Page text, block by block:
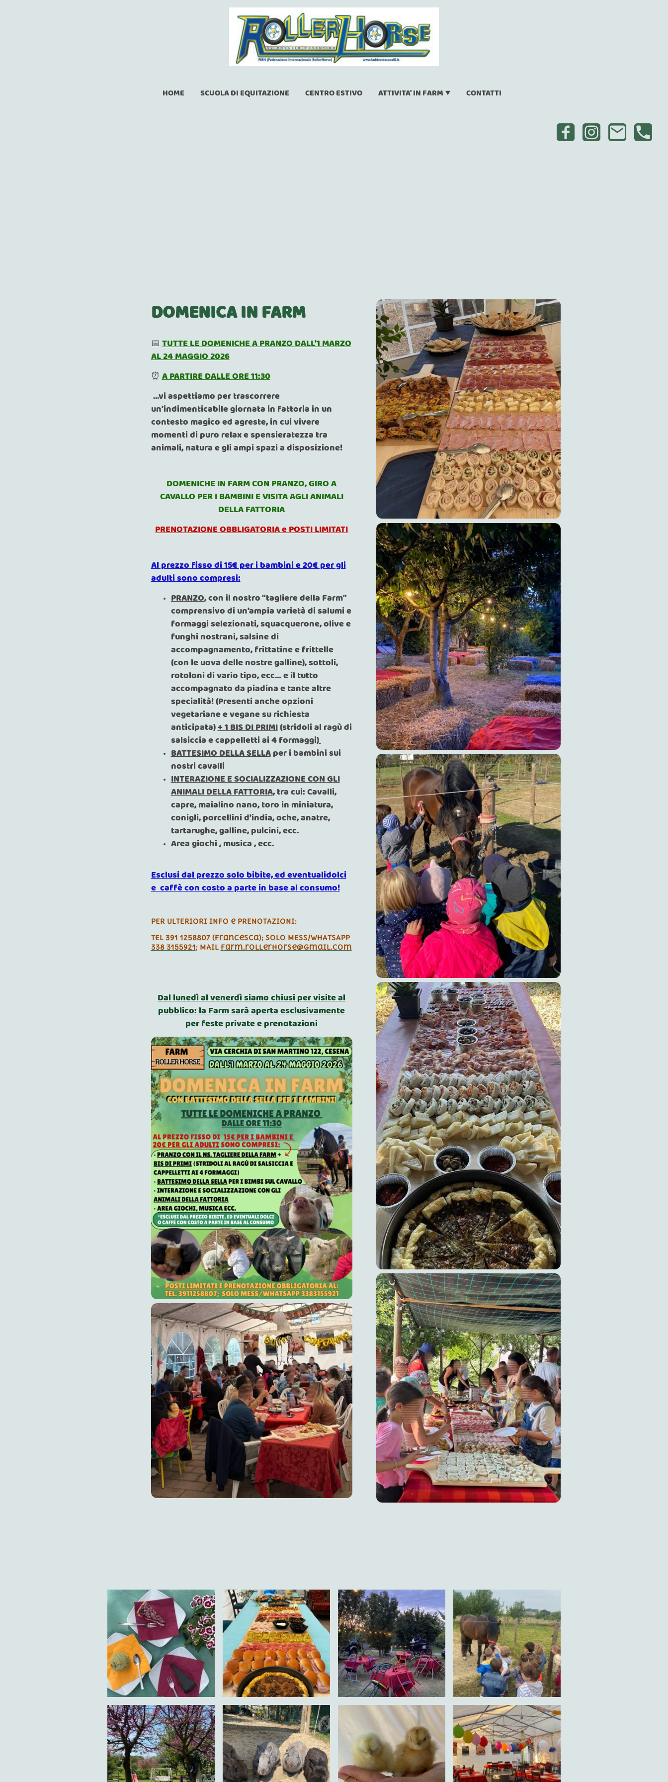
HOME SCUOLA DI EQUITAZIONE CENTRO ESTIVO ATTIVITA' IN FARM CONTATTI
DOMENICA IN FARM
📅TUTTE LE DOMENICHE A PRANZO DALL'1 MARZO
AL 24 MAGGIO 2026
⏰A PARTIRE DALLE ORE 11:30
...vi aspettiamo per trascorrere
un’indimenticabile giornata in fattoria in un
contesto magico ed agreste, in cui vivere
momenti di puro relax e spensieratezza tra
animali, natura e gli ampi spazi a disposizione!
DOMENICHE IN FARM CON PRANZO, GIRO A
CAVALLO PER I BAMBINI E VISITA AGLI ANIMALI
DELLA FATTORIA
PRENOTAZIONE OBBLIGATORIA e POSTI LIMITATI
Al prezzo fisso di 15€ per i bambini e 20€ per gli
adulti sono compresi:
PRANZO, con il nostro “tagliere della Farm”
comprensivo di un’ampia varietà di salumi e
formaggi selezionati, squacquerone, olive e
funghi nostrani, salsine di
accompagnamento, frittatine e frittelle
(con le uova delle nostre galline), sottoli,
rotoloni di vario tipo, ecc… e il tutto
accompagnato da piadina e tante altre
specialità! (Presenti anche opzioni
vegetariane e vegane su richiesta
anticipata)+ 1 BIS DI PRIMI(stridoli al ragù di
salsiccia e cappelletti ai 4 formaggi)
BATTESIMO DELLA SELLAper i bambini sui
nostri cavalli
INTERAZIONE E SOCIALIZZAZIONE CON GLI
ANIMALI DELLA FATTORIA, tra cui: Cavalli,
capre, maialino nano, toro in miniatura,
conigli, porcellini d’india, oche, anatre,
tartarughe, galline, pulcini, ecc.
Area giochi , musica , ecc.
Esclusi dal prezzo solo bibite, ed eventualidolci
e caffè con costo a parte in base al consumo!
PER ULTERIORI INFO e PRENOTAZIONI:
TEL 391 1258807 (Francesca); SOLO MESS/WHATSAPP
338 3155921; MAIL farm.rollerhorse@gmail.com
Dal lunedì al venerdì siamo chiusi per visite al
pubblico: la Farm sarà aperta esclusivamente
per feste private e prenotazioni